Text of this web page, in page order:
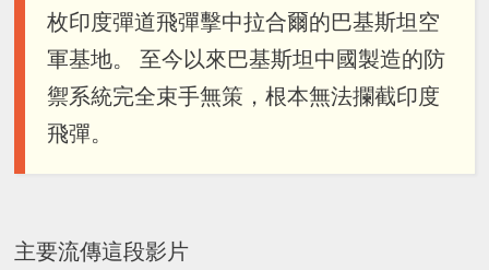
枚印度彈道飛彈擊中拉合爾的巴基斯坦空
軍基地。 至今以來巴基斯坦中國製造的防
禦系統完全束手無策，根本無法攔截印度
飛彈。
主要流傳這段影片